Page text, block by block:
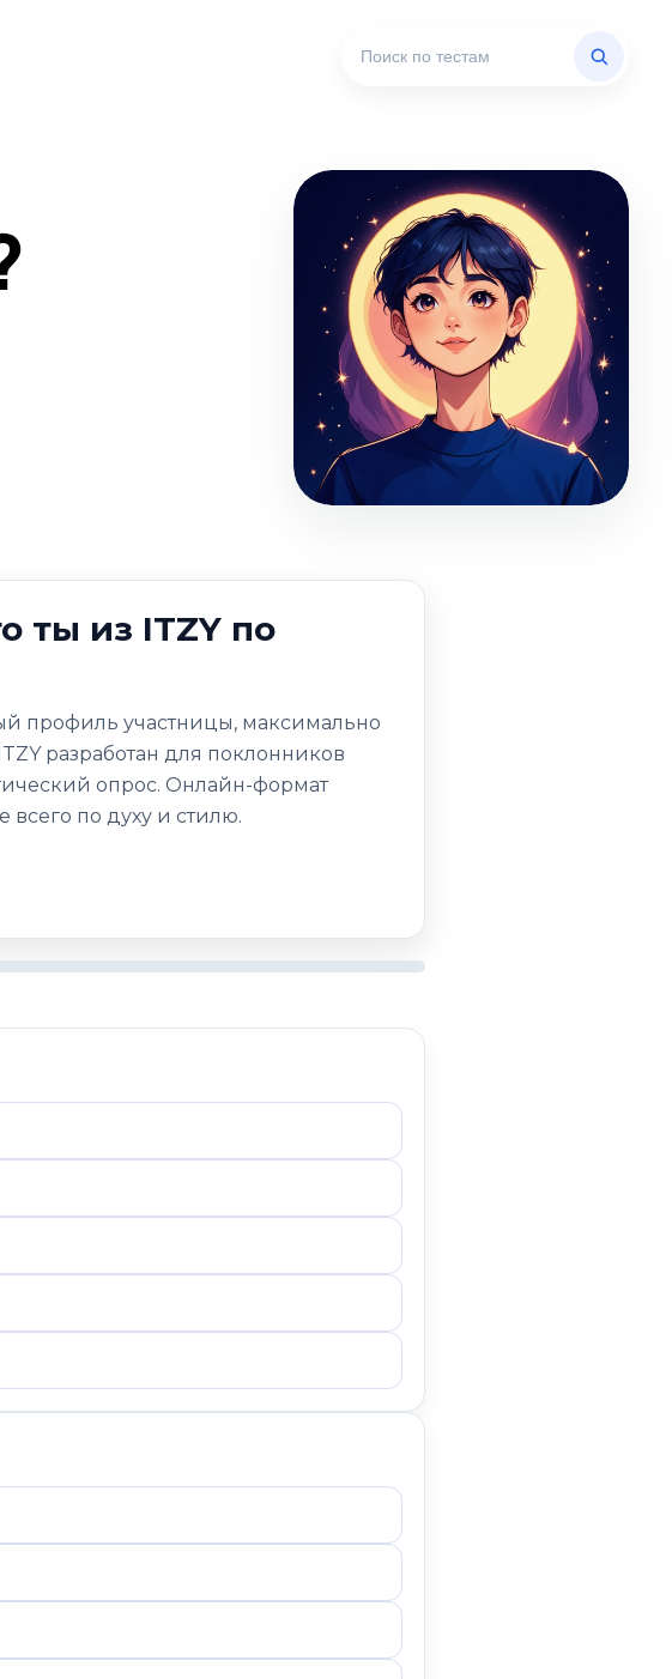
ты из ITZY по
профиль участницы, максимально
разработан для поклонников
опрос. Онлайн-формат
всего по духу и стилю.